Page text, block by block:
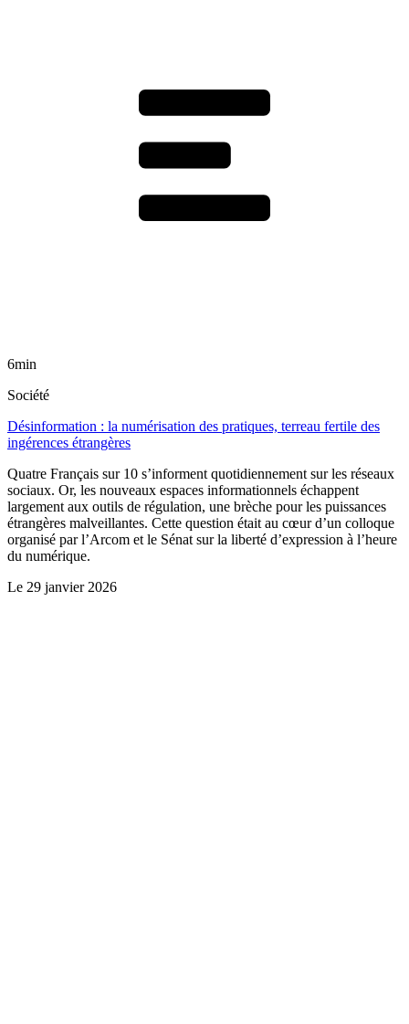
6min
Société
Désinformation : la numérisation des pratiques, terreau fertile des
ingérences étrangères
Quatre Français sur 10 s’informent quotidiennement sur les réseaux
sociaux. Or, les nouveaux espaces informationnels échappent
largement aux outils de régulation, une brèche pour les puissances
étrangères malveillantes. Cette question était au cœur d’un colloque
organisé par l’Arcom et le Sénat sur la liberté d’expression à l’heure
du numérique.
Le 29 janvier 2026